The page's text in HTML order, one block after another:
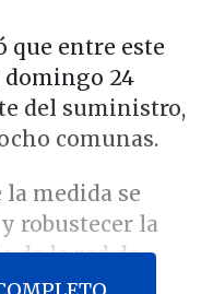
que entre este
domingo 24
del suministro,
comunas.
medida se
robustecer la
de la red de
que se